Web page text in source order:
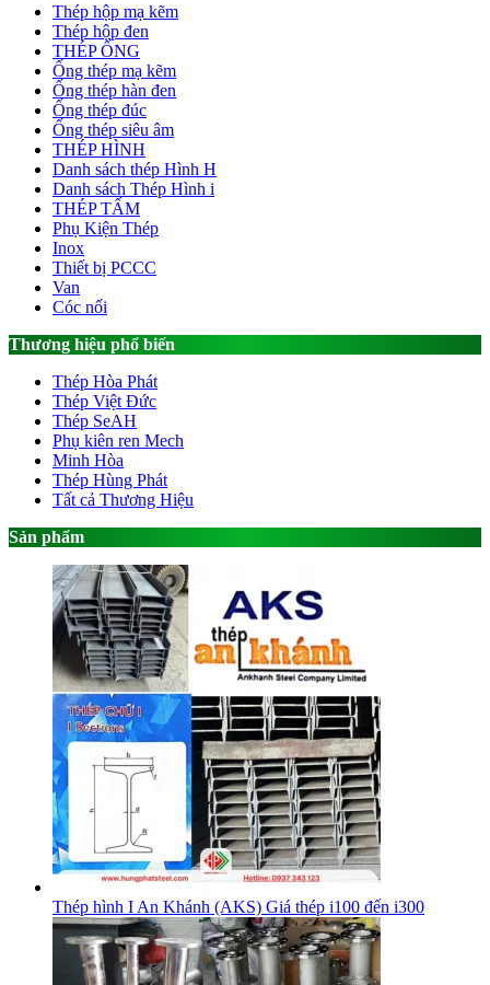
Thép hộp mạ kẽm
Thép hộp đen
THÉP ỐNG
Ống thép mạ kẽm
Ống thép hàn đen
Ống thép đúc
Ống thép siêu âm
THÉP HÌNH
Danh sách thép Hình H
Danh sách Thép Hình i
THÉP TẤM
Phụ Kiện Thép
Inox
Thiết bị PCCC
Van
Cóc nối
Thương hiệu phổ biến
Thép Hòa Phát
Thép Việt Đức
Thép SeAH
Phụ kiên ren Mech
Minh Hòa
Thép Hùng Phát
Tất cả Thương Hiệu
Sản phẩm
Thép hình I An Khánh (AKS) Giá thép i100 đến i300